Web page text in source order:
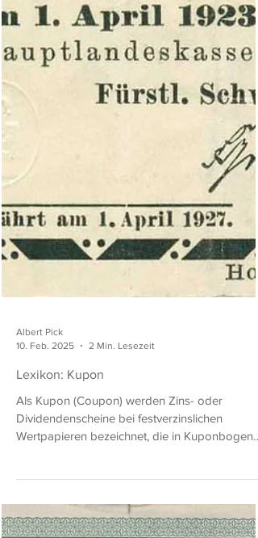
Albert Pick
10. Feb. 2025
2 Min. Lesezeit